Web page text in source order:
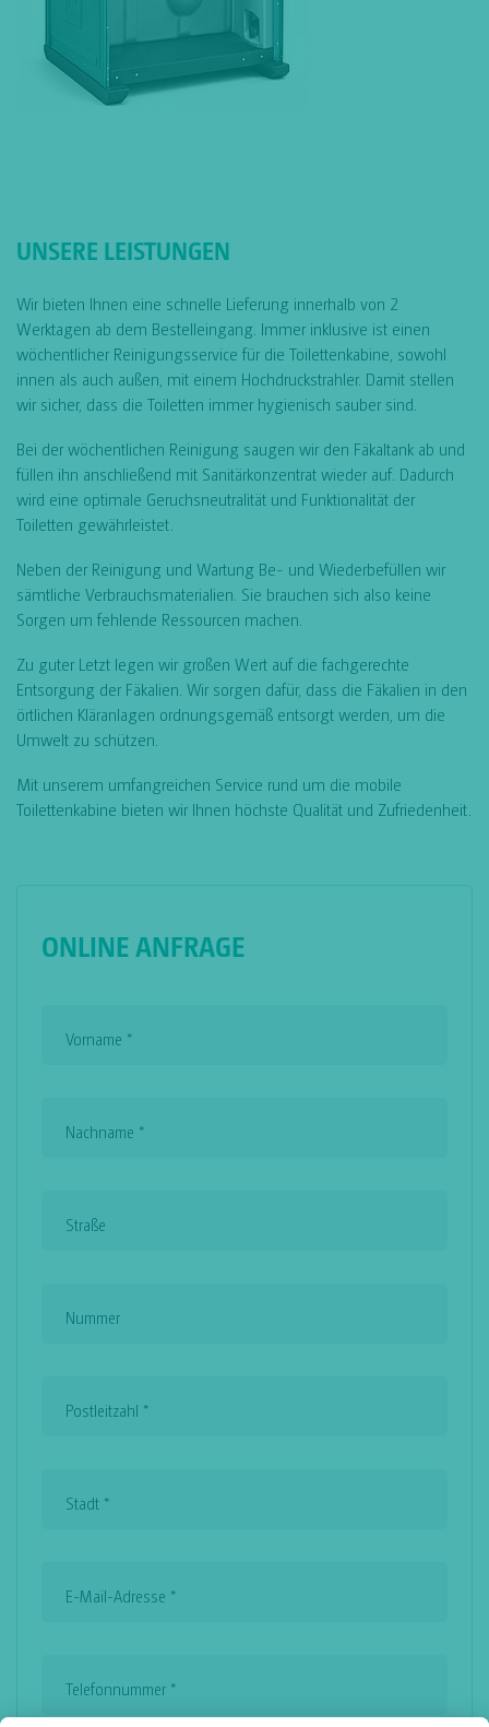
UNSERE LEISTUNGEN
Wir bieten Ihnen eine schnelle Lieferung innerhalb von 2
Werktagen ab dem Bestelleingang. Immer inklusive ist einen
wöchentlicher Reinigungsservice für die Toilettenkabine, sowohl
innen als auch außen, mit einem Hochdruckstrahler. Damit stellen
wir sicher, dass die Toiletten immer hygienisch sauber sind.
Bei der wöchentlichen Reinigung saugen wir den Fäkaltank ab und
füllen ihn anschließend mit Sanitärkonzentrat wieder auf. Dadurch
wird eine optimale Geruchsneutralität und Funktionalität der
Toiletten gewährleistet.
Neben der Reinigung und Wartung Be- und Wiederbefüllen wir
sämtliche Verbrauchsmaterialien. Sie brauchen sich also keine
Sorgen um fehlende Ressourcen machen.
Zu guter Letzt legen wir großen Wert auf die fachgerechte
Entsorgung der Fäkalien. Wir sorgen dafür, dass die Fäkalien in den
örtlichen Kläranlagen ordnungsgemäß entsorgt werden, um die
Umwelt zu schützen.
Mit unserem umfangreichen Service rund um die mobile
Toilettenkabine bieten wir Ihnen höchste Qualität und Zufriedenheit.
ONLINE ANFRAGE
Vorname *
Nachname *
Straße
Nummer
Postleitzahl *
Stadt *
E-Mail-Adresse *
Telefonnummer *